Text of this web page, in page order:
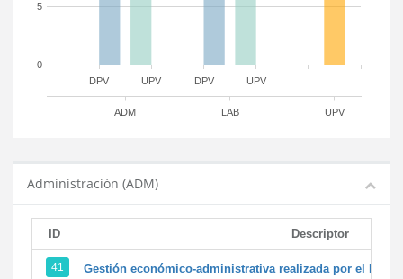
DPV DPV
UPV UPV
ADM LAB UPV
0
5
Administración (ADM)
ID Descriptor
41 Gestión económico-administrativa realizada por el